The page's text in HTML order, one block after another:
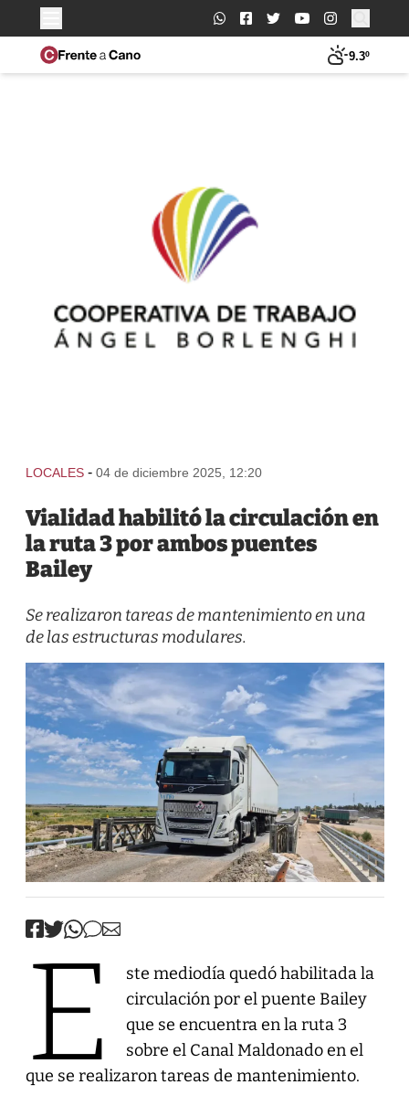
Buscar:
9.3º
LOCALES - 04 de diciembre 2025, 12:20
Vialidad habilitó la circulación en
la ruta 3 por ambos puentes
Bailey
Se realizaron tareas de mantenimiento en una
de las estructuras modulares.
E
ste mediodía quedó habilitada la
circulación por el puente Bailey
que se encuentra en la ruta 3
sobre el Canal Maldonado en el
que se realizaron tareas de mantenimiento.